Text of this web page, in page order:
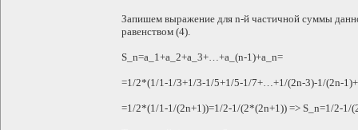
Запишем выражение для n-й частичной суммы
равенством (4).
S_n=a_1+a_2+a_3+…+a_(n-1)+a_n=
=1/2*(1/1-1/3+1/3-1/5+1/5-1/7+…+1/(2n-3)-1/(2n-
=1/2*(1/1-1/(2n+1))=1/2-1/(2*(2n+1)) => S_n=1/2-1/